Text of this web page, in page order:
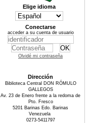
Elige idioma
Conectarse
acceder a su cuenta de usuario
Olvidé mi contraseña
Dirección
Biblioteca Central DON RÓMULO
GALLEGOS
Av. 23 de Enero frente a la redoma de
Pto. Fresco
5201 Barinas Edo. Barinas
Venezuela
0273-5411797